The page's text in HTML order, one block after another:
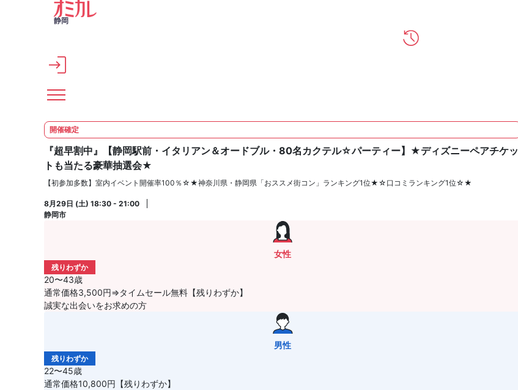
メインコンテンツへスキップ
静岡
開催確定
『超早割中』【静岡駅前・イタリアン＆オードブル・80名カクテル☆パーティー】★ディズニーペアチケッ
トも当たる豪華抽選会★
【初参加多数】室内イベント開催率100％☆★神奈川県・静岡県「おススメ街コン」ランキング1位★☆口コミランキング1位☆★
8月29日 (土) 18:30 - 21:00
静岡市
女性
残りわずか
20〜43歳
通常価格3,500円⇒タイムセール無料【残りわずか】
誠実な出会いをお求めの方
男性
残りわずか
22〜45歳
通常価格10,800円【残りわずか】